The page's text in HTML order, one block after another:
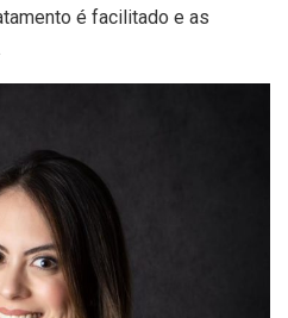
é facilitado e as